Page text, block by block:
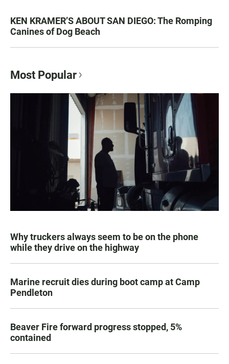
KEN KRAMER’S ABOUT SAN DIEGO: The Romping
Canines of Dog Beach
Most Popular
Why truckers always seem to be on the phone
while they drive on the highway
Marine recruit dies during boot camp at Camp
Pendleton
Beaver Fire forward progress stopped, 5%
contained